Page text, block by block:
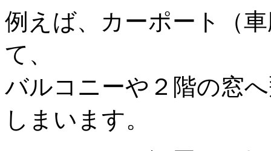
例えば、カーポート（
て、
バルコニーや２階の窓
しまいます。